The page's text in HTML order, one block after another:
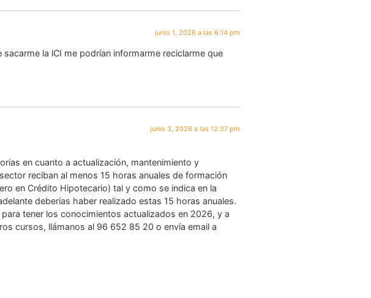
junio 1, 2026 a las 6:14 pm
la lCI me podrían informarme reciclarme que
junio 3, 2026 a las 12:37 pm
en cuanto a actualización, mantenimiento y
reciban al menos 15 horas anuales de formación
en Crédito Hipotecario) tal y como se indica en la
deberías haber realizado estas 15 horas anuales.
tener los conocimientos actualizados en 2026, y a
cursos, llámanos al 96 652 85 20 o envía email a